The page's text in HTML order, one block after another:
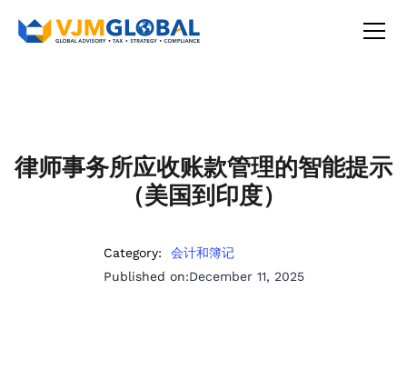
律师事务所应收账款管理的智能提示
（美国到印度）
Category:
会计和簿记
Published on:December 11, 2025